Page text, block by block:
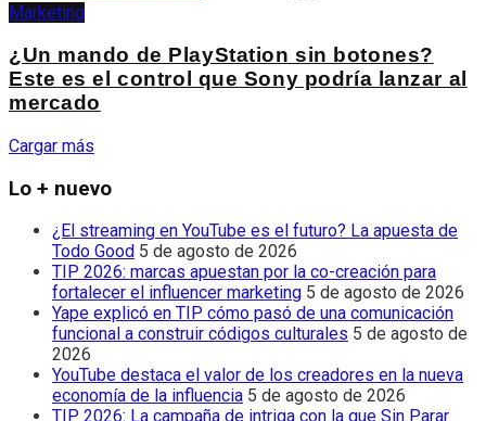
Marketing
¿Un mando de PlayStation sin botones?
Este es el control que Sony podría lanzar al
mercado
Cargar más
Lo + nuevo
¿El streaming en YouTube es el futuro? La apuesta de
Todo Good 5 de agosto de 2026
TIP 2026: marcas apuestan por la co-creación para
fortalecer el influencer marketing 5 de agosto de 2026
Yape explicó en TIP cómo pasó de una comunicación
funcional a construir códigos culturales 5 de agosto de
2026
YouTube destaca el valor de los creadores en la nueva
economía de la influencia 5 de agosto de 2026
TIP 2026: La campaña de intriga con la que Sin Parar